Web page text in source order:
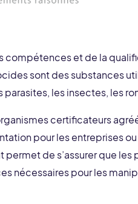
et de la
sont des substances
les insectes, les
certificateurs
pour les entreprises
de s’assurer que
nécessaires pour les